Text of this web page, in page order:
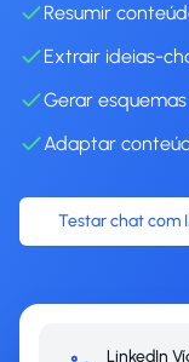
Resumir
Extrair ideias-
Gerar
Adaptar
Testar chat com
LinkedIn